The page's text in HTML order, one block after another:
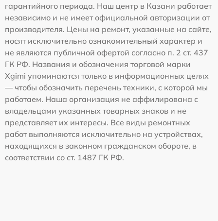
гарантийного периода. Наш центр в Казани работает
независимо и не имеет официальной авторизации от
производителя. Цены на ремонт, указанные на сайте,
носят исключительно ознакомительный характер и
не являются публичной офертой согласно п. 2 ст. 437
ГК РФ. Названия и обозначения торговой марки
Xgimi упоминаются только в информационных целях
— чтобы обозначить перечень техники, с которой мы
работаем. Наша организация не аффилирована с
владельцами указанных товарных знаков и не
представляет их интересы. Все виды ремонтных
работ выполняются исключительно на устройствах,
находящихся в законном гражданском обороте, в
соответствии со ст. 1487 ГК РФ.